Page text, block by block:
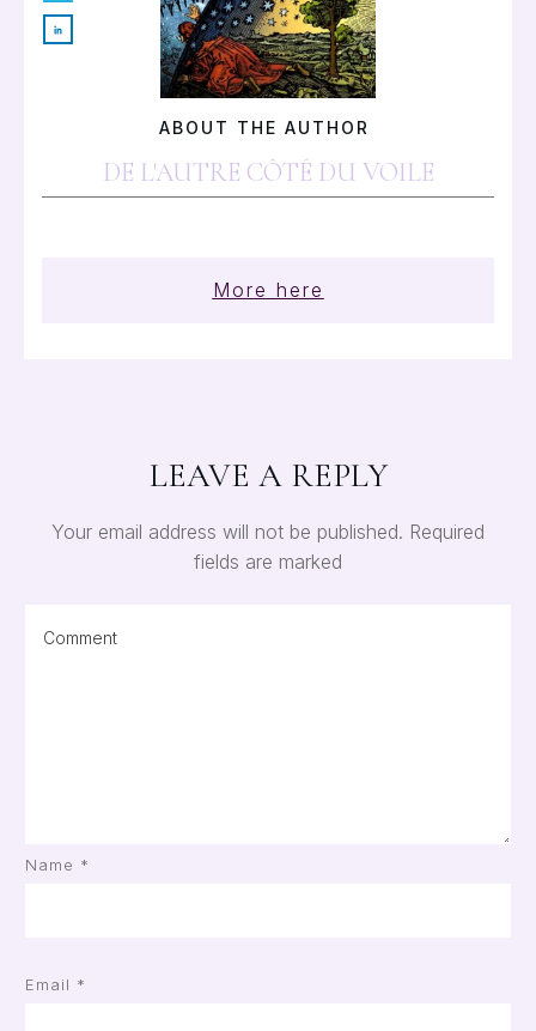
ABOUT THE AUTHOR
DE L'AUTRE CÔTÉ DU VOILE
More here
LEAVE A REPLY
Your email address will not be published. Required
fields are marked
Name *
Email *